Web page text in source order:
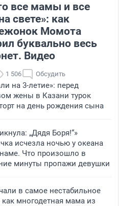
все мамы и все
свете»: как
Момота
буквально весь
Видео
1 506 Обсудить
на 3-летие»: перед
жены в Казани турок
на день рождения сына
„Дядя Боря!“»
исчезла ночью у океана
Что произошло в
минуты пропажи девушки
в самое нестабильное
как многодетная мама из